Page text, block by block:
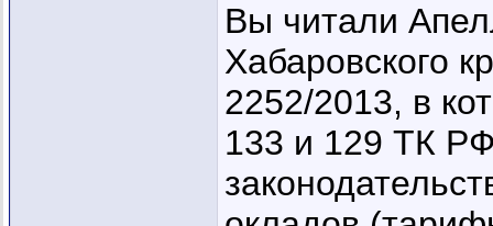
Вы читали
Хабаровского
2252/2013, в
133 и 129 ТК